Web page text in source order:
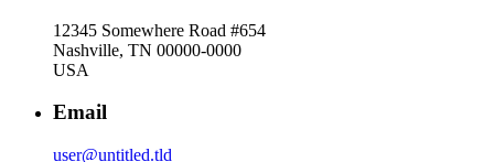
12345 Somewhere Road #654
Nashville, TN 00000-0000
USA
Email
user@untitled.tld